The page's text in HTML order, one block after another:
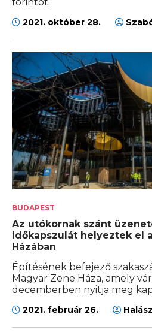
2021. október 28.
BUDAPEST
Az utókornak szánt
időkapszulát helyeztek el
Házában
Építésének befejező
Magyar Zene Háza, amely
decemberben nyitja meg
2021. február 26.